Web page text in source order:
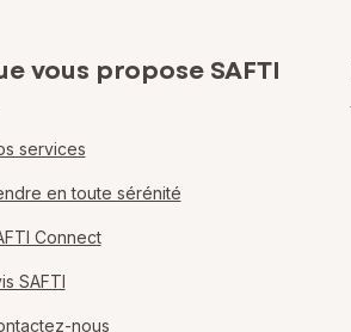
vous propose SAFTI
services
en toute sérénité
Connect
SAFTI
nous